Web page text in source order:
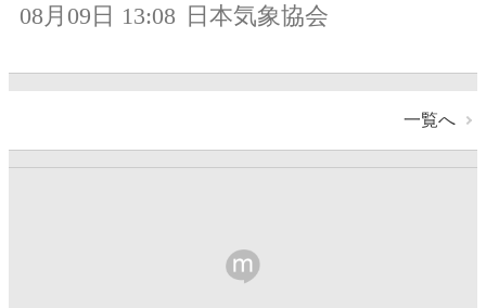
08月09日 13:08 日本気象協会
一覧へ